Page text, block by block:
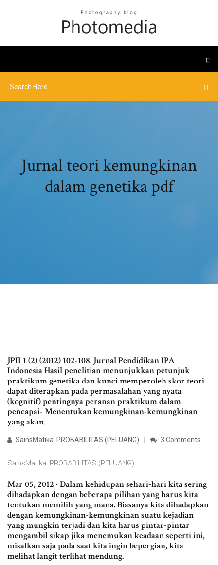
Jurnal teori kemungkinan
dalam genetika pdf
JPII 1 (2) (2012) 102-108. Jurnal Pendidikan IPA
Indonesia Hasil penelitian menunjukkan petunjuk
praktikum genetika dan kunci memperoleh skor teori
dapat diterapkan pada permasalahan yang nyata
(kognitif) pentingnya peranan praktikum dalam
pencapai- Menentukan kemungkinan-kemungkinan
yang akan.
SainsMatika: PROBABILITAS (PELUANG) 3 Comments
SainsMatika: PROBABILITAS (PELUANG)
Mar 05, 2012 · Dalam kehidupan sehari-hari kita sering
dihadapkan dengan beberapa pilihan yang harus kita
tentukan memilih yang mana. Biasanya kita dihadapkan
dengan kemungkinan-kemungkinan suatu kejadian
yang mungkin terjadi dan kita harus pintar-pintar
mengambil sikap jika menemukan keadaan seperti ini,
misalkan saja pada saat kita ingin bepergian, kita
melihat langit terlihat mendung.